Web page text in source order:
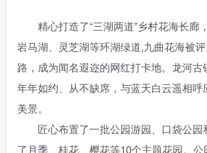
精心打造了“三湖两道”乡村花海长廊
岩马湖、灵芝湖等环湖绿道,九曲花海被
路，成为闻名遐迩的网红打卡地。龙河
年年如约、从不缺席，与蓝天白云遥相呼
美景。
匠心布置了一批公园游园、口袋公
了月季、桂花、樱花等10个主题花园。